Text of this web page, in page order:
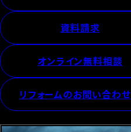
資料請求
オンライン無料相談
リフォームのお問い合わせ